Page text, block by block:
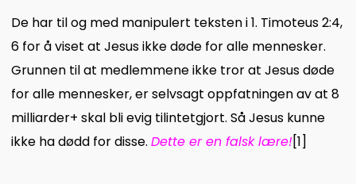
De har til og med manipulert teksten i 1. Timoteus 2:4,
6 for å viset at Jesus ikke døde for alle mennesker.
Grunnen til at medlemmene ikke tror at Jesus døde
for alle mennesker, er selvsagt oppfatningen av at 8
milliarder+ skal bli evig tilintetgjort. Så Jesus kunne
ikke ha dødd for disse. Dette er en falsk lære![1]